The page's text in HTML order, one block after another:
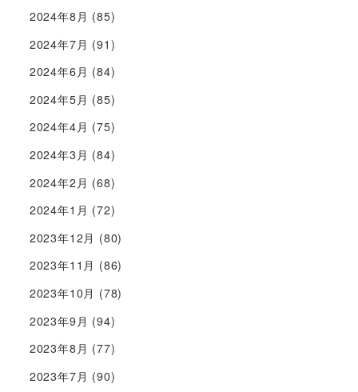
2024年8月 (85)
2024年7月 (91)
2024年6月 (84)
2024年5月 (85)
2024年4月 (75)
2024年3月 (84)
2024年2月 (68)
2024年1月 (72)
2023年12月 (80)
2023年11月 (86)
2023年10月 (78)
2023年9月 (94)
2023年8月 (77)
2023年7月 (90)